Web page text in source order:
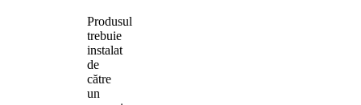
Produsul
trebuie
instalat
de
către
un